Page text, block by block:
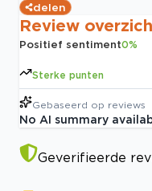
delen
Review
Positief sentiment0%
Sterke punten
Gebaseerd op reviews
No AI summary
Geverifieerde